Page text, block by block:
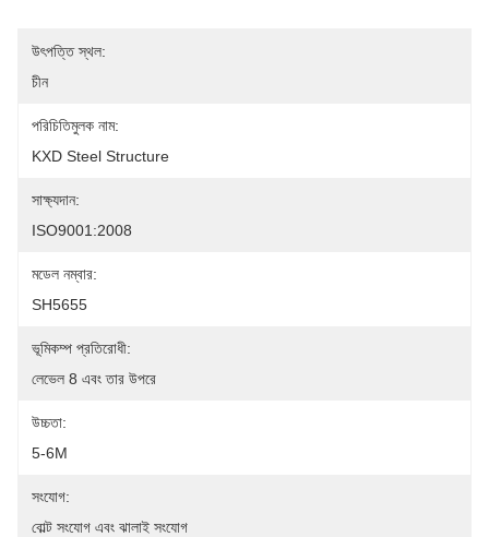
উৎপত্তি স্থল:
চীন
পরিচিতিমুলক নাম:
KXD Steel Structure
সাক্ষ্যদান:
ISO9001:2008
মডেল নম্বার:
SH5655
ভূমিকম্প প্রতিরোধী:
লেভেল 8 এবং তার উপরে
উচ্চতা:
5-6M
সংযোগ:
বোল্ট সংযোগ এবং ঝালাই সংযোগ